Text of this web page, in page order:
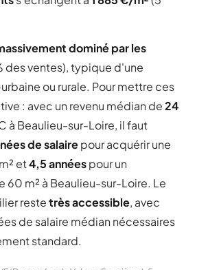
dominé par les
des ventes), typique d'une
ou rurale. Pour mettre ces
: avec un revenu médian de24
à Beaulieu-sur-Loire, il faut
de salairepour acquérir une
et4,5 annéespour un
60 m² à Beaulieu-sur-Loire. Le
restetrès accessible, avec
de salaire médian nécessaires
standard.